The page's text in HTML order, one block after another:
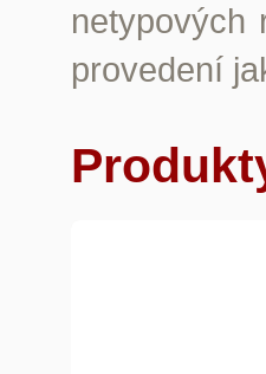
netypových
provedení